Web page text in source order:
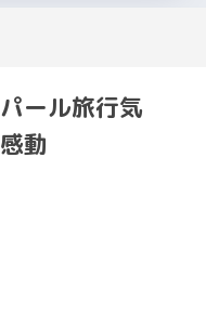
ール旅行気
動